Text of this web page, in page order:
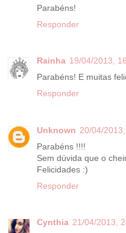
Parabéns!
Responder
Rainha 19/04/2013,
Parabéns! E muitas
Responder
Unknown 20/04/
Parabéns !!!!
Sem dúvida que o
Felicidades :)
Responder
Cynthia 21/04/2013,